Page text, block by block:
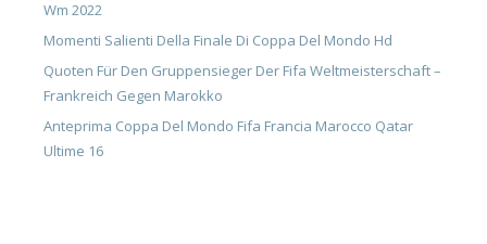
Wm 2022
Momenti Salienti Della Finale Di Coppa Del Mondo Hd
Quoten Für Den Gruppensieger Der Fifa Weltmeisterschaft –
Frankreich Gegen Marokko
Anteprima Coppa Del Mondo Fifa Francia Marocco Qatar
Ultime 16